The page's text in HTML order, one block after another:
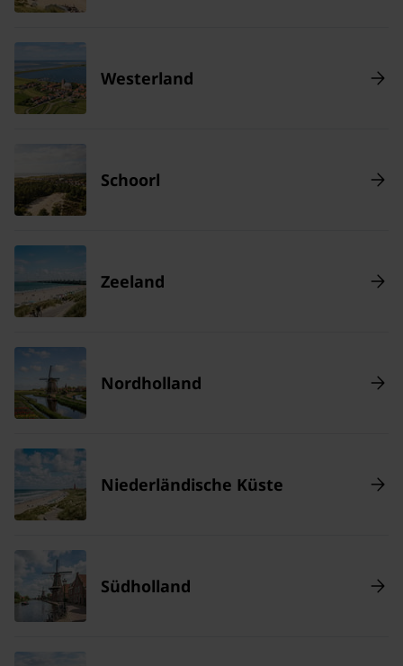
Westerland
Schoorl
Zeeland
Nordholland
Niederländische Küste
Südholland